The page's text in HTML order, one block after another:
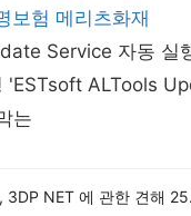
보험 메리츠화재
Service 자동
'ESTsoft ALTools
는
3DP NET 에 관한 견해